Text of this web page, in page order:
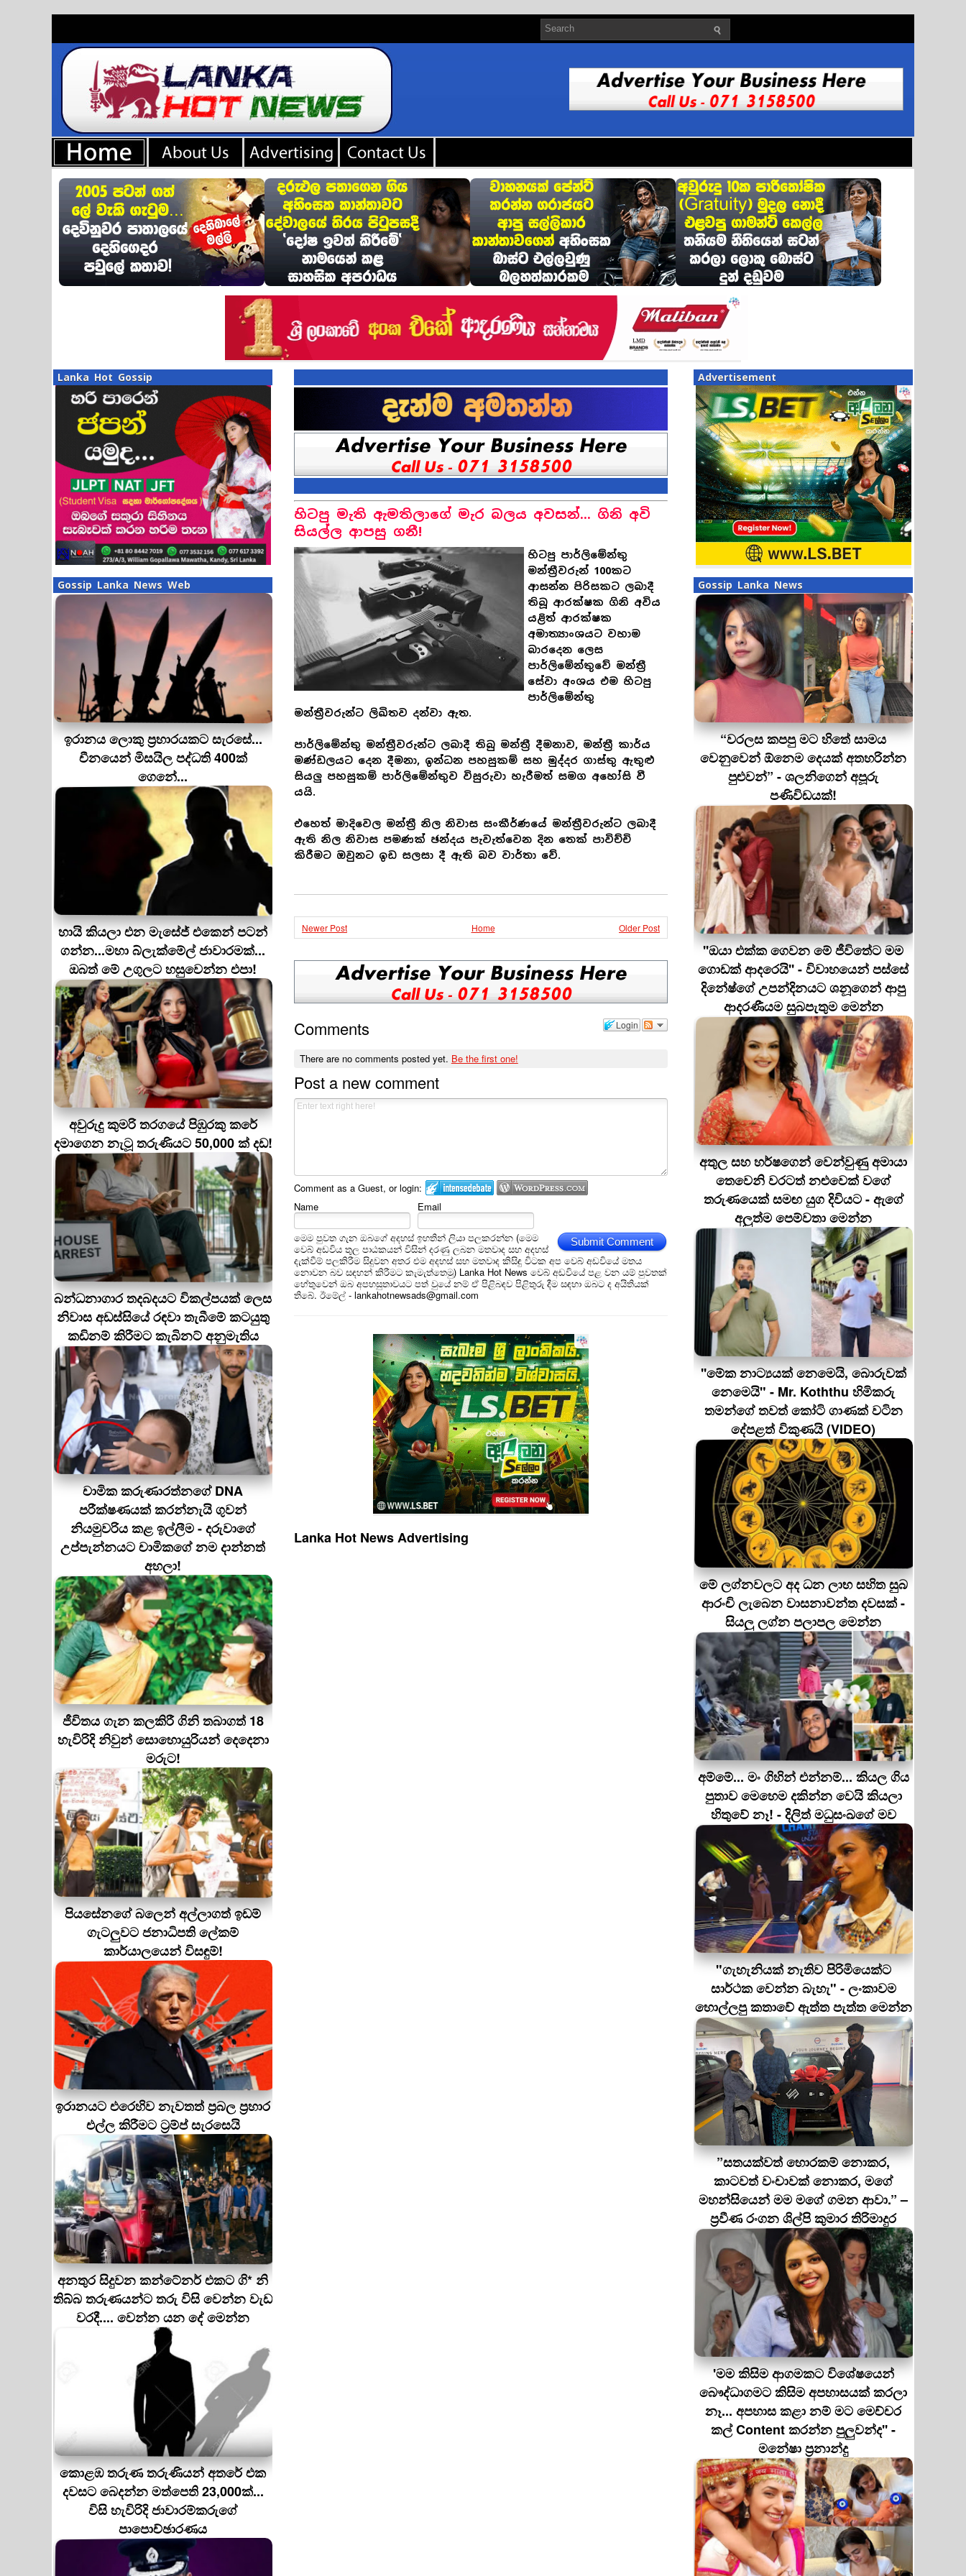
Lanka Hot Gossip
Gossip Lanka News Web
ඉරානය ලොකු ප‍්‍රහාරයකට සැරසේ...
චීනයෙන් මිසයිල පද්ධති 400ක්
ගෙනේ...
හායි කියලා එන මැසේජ් එකෙන් පටන්
ගන්න...මහා බ්ලැක්මේල් ජාවාරමක්...
ඔබත් මේ උගුලට හසුවෙන්න එපා!
අවුරුදු කුමරි තරගයේ පිඹුරකු කරේ
දමාගෙන නැටූ තරුණියට 50,000 ක් දඩ!
බන්ධනාගාර තදබදයට විකල්පයක් ලෙස
නිවාස අඩස්සියේ රඳවා තැබීමේ කටයුතු
කඩිනම් කිරීමට කැබිනට් අනුමැතිය
චාමික කරුණාරත්නගේ DNA
පරීක්ෂණයක් කරන්නැයි ගුවන්
නියමුවරිය කළ ඉල්ලීම - දරුවාගේ
උප්පැන්නයට චාමිකගේ නම දාන්නත්
අහලා!
ජීවිතය ගැන කලකිරී ගිනි තබාගත් 18
හැවිරිදි නිවුන් සොහොයුරියන් දෙදෙනා
මරුට!
පියසේනගේ බලෙන් අල්ලාගත් ඉඩම්
ගැටලුවට ජනාධිපති ලේකම්
කාර්යාලයෙන් විසඳුම්!
ඉරානයට එරෙහිව නැවතත් ප්‍රබල ප්‍රහාර
එල්ල කිරීමට ට්‍රම්ප් සැරසෙයි
අනතුර සිදුවන කන්ටේනර් එකට ගි* නි
තිබ්බ තරුණයන්ට තරු විසි වෙන්න වැඩ
වරදී.... වෙන්න යන දේ මෙන්න
කොළඹ තරුණ තරුණියන් අතරේ එක
දවසට බෙදන්න මත්පෙති 23,000ක්...
විසි හැවිරිදි ජාවාරම්කරුගේ
පාපොච්ඡාරණය
හිටපු මැති ඇමතිලාගේ මැර බලය අවසන්... ගිනි අවි
සියල්ල ආපසු ගනී!
හිටපු පාර්ලිමේන්තු
මන්ත්‍රීවරුන් 100කට
ආසන්න පිරිසකට ලබාදී
තිබූ ආරක්ෂක ගිනි අවිය
යළිත් ආරක්ෂක
අමාත්‍යාංශයට වහාම
බාරදෙන ලෙස
පාර්ලිමේන්තුවේ මන්ත්‍රී
සේවා අංශය එම හිටපු
පාර්ලිමේන්තු
මන්ත්‍රීවරුන්ට ලිඛිතව දන්වා ඇත.
පාර්ලිමේන්තු මන්ත්‍රීවරුන්ට ලබාදී තිබු මන්ත්‍රී දීමනාව, මන්ත්‍රී කාර්ය
මණ්ඩලයට දෙන දීමනා, ඉන්ධන පහසුකම් සහ මුද්දර ගාස්තු ඇතුළු
සියලු පහසුකම් පාර්ලිමේන්තුව විසුරුවා හැරීමත් සමග අහෝසි වී
යයි.
එහෙත් මාදිවෙල මන්ත්‍රී නිල නිවාස සංකීර්ණයේ මන්ත්‍රීවරුන්ට ලබාදී
ඇති නිල නිවාස පමණක් ඡන්දය පැවැත්වෙන දින තෙක් පාවිච්චි
කිරීමට ඔවුනට ඉඩ සලසා දී ඇති බව වාර්තා වේ.
Newer Post Older Post
Home
Login
Comments
There are no comments posted yet. Be the first one!
Post a new comment
Comment as a Guest, or login:
Name
Email
Submit Comment
මෙම පුවත ගැන ඔබගේ අදහස් ඉහතින් ලියා පලකරන්න (මෙම
වෙබ් අඩවිය තුල පාඨකයන් විසින් දරණු ලබන මතවාද සහ අදහස්
දැක්වීම් පලකිරීම සිදුවන අතර එම අදහස් සහ මතවාද කිසිඳු විටක අප වෙබ් අඩවියේ මතය
නොවන බව සඳහන් කිරීමට කැමැත්තෙමු) Lanka Hot News වෙබ් අඩවියේ පළ වන යම් පුවතක්
හේතුවෙන් ඔබ අපහසුතාවයට පත් වුයේ නම් ඒ පිළිබඳව පිළිතුරු දීම සඳහා ඔබට ද අයිතියක්
තිබේ. ඊමේල් - lankahotnewsads@gmail.com
Lanka Hot News Advertising
Advertisement
Gossip Lanka News
“වරලස කපපු මට හිතේ සාමය
වෙනුවෙන් ඕනෙම දෙයක් අතහරින්න
පුළුවන්” - ශලනිගෙන් අපූරු
පණිවිඩයක්!
''ඔයා එක්ක ගෙවන මේ ජීවිතේට මම
ගොඩක් ආදරෙයි'' - විවාහයෙන් පස්සේ
දිනේෂ්ගේ උපන්දිනයට ශනූගෙන් ආපු
ආදරණීයම සුබපැතුම මෙන්න
අතුල සහ හර්ෂගෙන් වෙන්වුණු අමායා
තෙවෙනි වරටත් නළුවෙක් වගේ
තරුණයෙක් සමඟ යුග දිවියට - ඇගේ
අලුත්ම පෙම්වතා මෙන්න
''මේක නාට්‍යයක් නෙමෙයි, බොරුවක්
නෙමෙයි" - Mr. Koththu හිමිකරු
තමන්ගේ තවත් කෝටි ගාණක් වටින
දේපළත් විකුණයි (VIDEO)
මේ ලග්නවලට අද ධන ලාභ සහිත සුබ
ආරංචි ලැබෙන වාසනාවන්ත දවසක් -
සියලු ලග්න පලාපල මෙන්න
අම්මේ... මං ගිහින් එන්නම්... කියල ගිය
පුතාව මෙහෙම දකින්න වෙයි කියලා
හිතුවේ නෑ! - දිලිත් මධුසංඛගේ මව
"ගැහැනියක් නැතිව පිරිමියෙක්ට
සාර්ථක වෙන්න බැහැ" - ලංකාවම
හොල්ලපු කතාවේ ඇත්ත පැත්ත මෙන්න
”සතයක්වත් හොරකම් නොකර,
කාටවත් වංචාවක් නොකර, මගේ
මහන්සියෙන් මම මගේ ගමන ආවා.” –
ප්‍රවීණ රංගන ශිල්පි කුමාර තිරිමාදුර
'මම කිසිම ආගමකට විශේෂයෙන්
බෞද්ධාගමට කිසිම අපහාසයක් කරලා
නෑ... අපහාස කළා නම් මට මෙච්චර
කල් Content කරන්න පුලුවන්ද'' -
මනේෂා ප්‍රනාන්දු